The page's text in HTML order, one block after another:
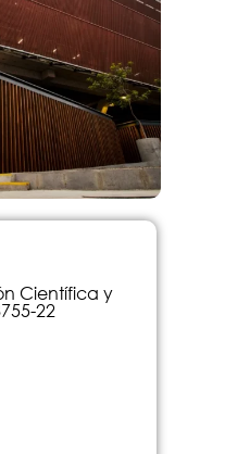
Científica y
22